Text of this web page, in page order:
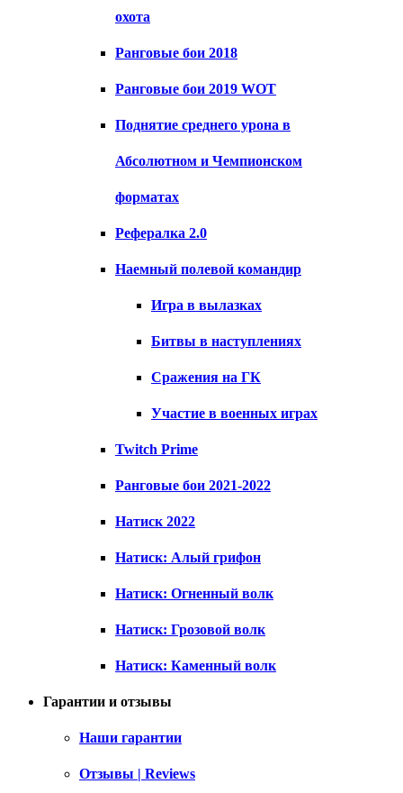
охота
Ранговые бои 2018
Ранговые бои 2019 WOT
Поднятие среднего урона в
Абсолютном и Чемпионском
форматах
Рефералка 2.0
Наемный полевой командир
Игра в вылазках
Битвы в наступлениях
Сражения на ГК
Участие в военных играх
Twitch Prime
Ранговые бои 2021-2022
Натиск 2022
Натиск: Алый грифон
Натиск: Огненный волк
Натиск: Грозовой волк
Натиск: Каменный волк
Гарантии и отзывы
Наши гарантии
Отзывы | Reviews